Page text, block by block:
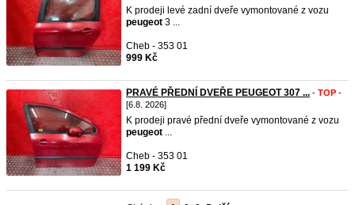
K prodeji levé zadní dveře vymontované z vozu
peugeot 3 ...
Cheb - 353 01
999 Kč
PRAVÉ PŘEDNÍ DVEŘE PEUGEOT 307 ... - TOP -
[6.8. 2026]
K prodeji pravé přední dveře vymontované z vozu
peugeot ...
Cheb - 353 01
1 199 Kč